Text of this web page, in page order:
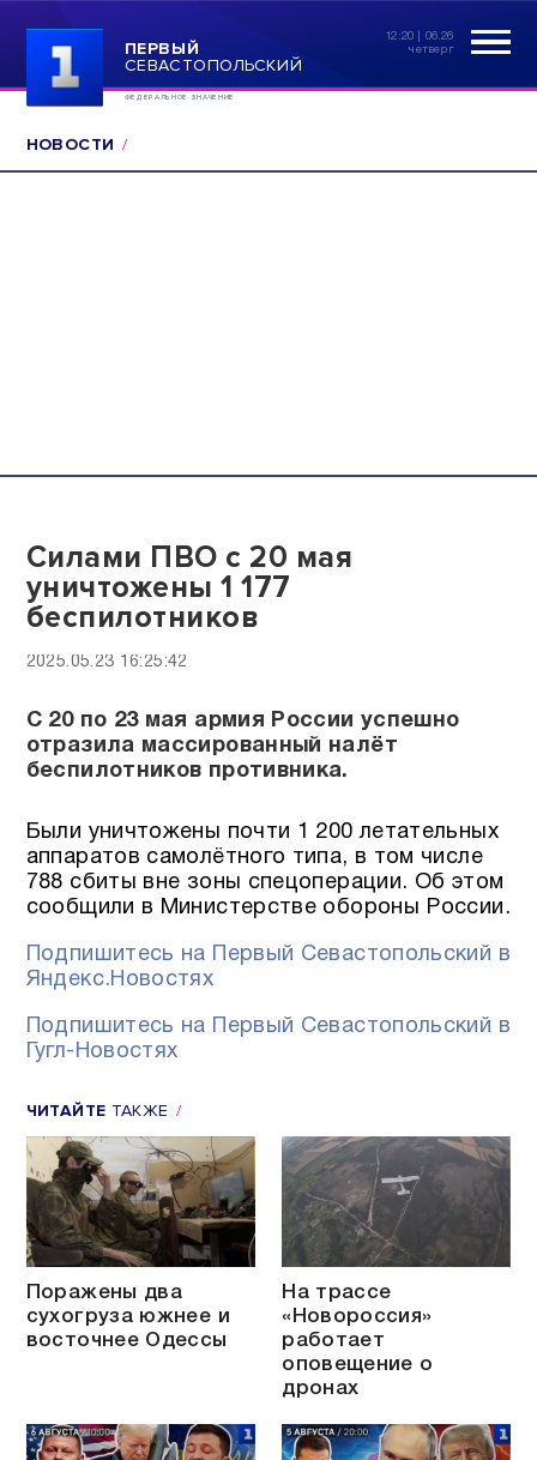
ПЕРВЫЙ
СЕВАСТОПОЛЬСКИЙ
ФЕДЕРАЛЬНОЕ ЗНАЧЕНИЕ
12:20 | 06.26
четверг
НОВОСТИ
Силами ПВО с 20 мая
уничтожены 1 177
беспилотников
2025.05.23 16:25:42
С 20 по 23 мая армия России успешно
отразила массированный налёт
беспилотников противника.
Были уничтожены почти 1 200 летательных
аппаратов самолётного типа, в том числе
788 сбиты вне зоны спецоперации. Об этом
сообщили в Министерстве обороны России.
Подпишитесь на Первый Севастопольский в
Яндекс.Новостях
Подпишитесь на Первый Севастопольский в
Гугл-Новостях
ЧИТАЙТЕ ТАКЖЕ
Поражены два
сухогруза южнее и
восточнее Одессы
На трассе
«Новороссия»
работает
оповещение о
дронах